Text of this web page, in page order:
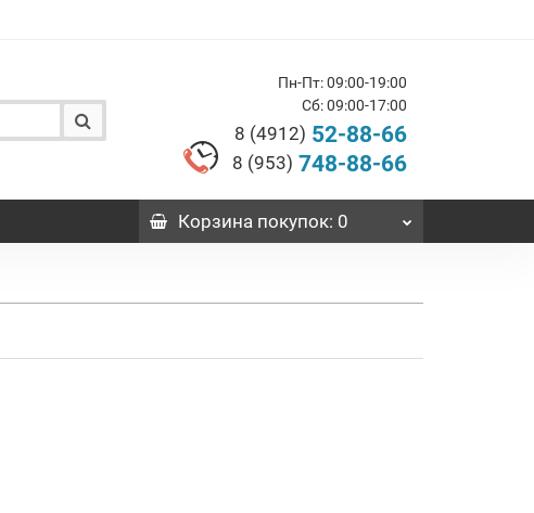
Пн-Пт: 09:00-19:00
Сб: 09:00-17:00
8 (4912) 52-88-66
8 (953) 748-88-66
Корзинапокупок: 0